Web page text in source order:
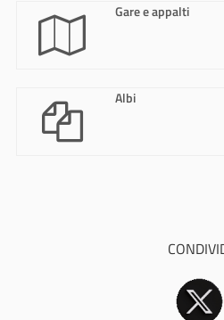
Gare e appalti
Albi